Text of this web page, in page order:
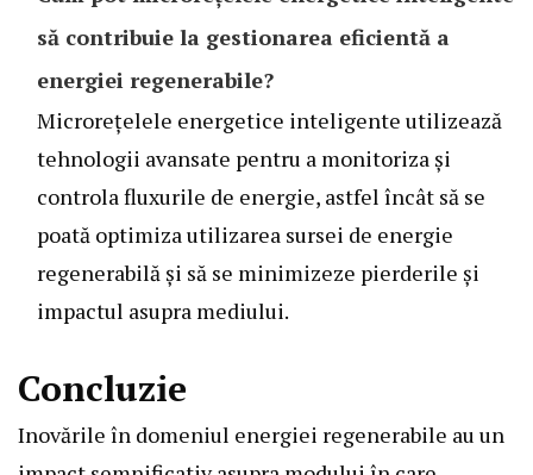
să contribuie la gestionarea eficientă a
energiei regenerabile?
Microrețelele energetice inteligente utilizează
tehnologii avansate pentru a monitoriza și
controla fluxurile de energie, astfel încât să se
poată optimiza utilizarea sursei de energie
regenerabilă și să se minimizeze pierderile și
impactul asupra mediului.
Concluzie
Inovările în domeniul energiei regenerabile au un